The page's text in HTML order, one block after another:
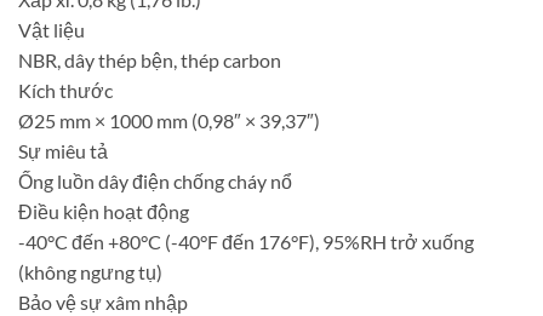
Vật liệu
NBR, dây thép bện, thép carbon
Kích thước
Ø25 mm × 1000 mm (0,98″ × 39,37″)
Sự miêu tả
Ống luồn dây điện chống cháy nổ
Điều kiện hoạt động
-40°C đến +80°C (-40°F đến 176°F), 95%RH trở xuống
(không ngưng tụ)
Bảo vệ sự xâm nhập